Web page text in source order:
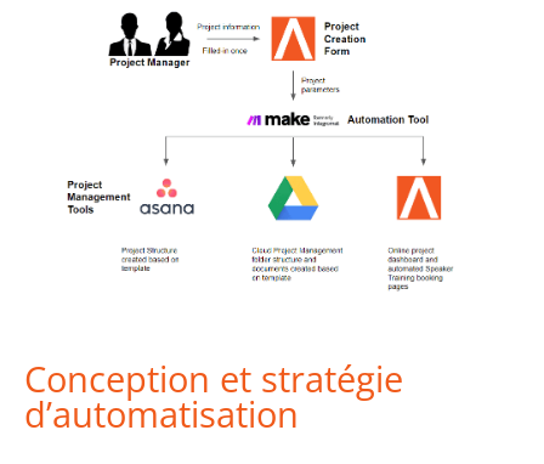
Conception et stratégie
d’automatisation